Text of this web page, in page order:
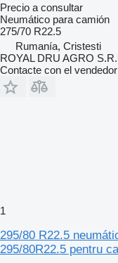
Precio a consultar
Neumático para camión
275/70 R22.5
Rumanía, Cristesti
ROYAL DRU AGRO
Contacte con el vendedor
1
295/80 R22.5
295/80R22.5 pentru